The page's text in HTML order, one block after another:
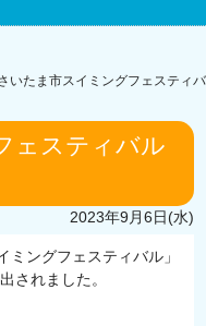
いたま市スイミングフェスティバ
ェスティバル
2023年9月6日(水)
ングフェスティバル」
されました。